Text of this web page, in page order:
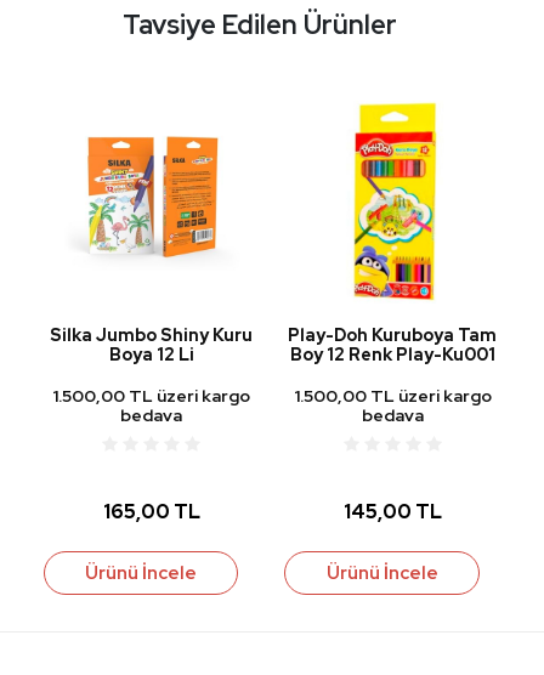
Tavsiye Edilen Ürünler
Silka Jumbo Shiny Kuru
Boya 12 Li
1.500,00 TL üzeri kargo
bedava
165,00 TL
Ürünü İncele
Play-Doh Kuruboya Tam
Boy 12 Renk Play-Ku001
1.500,00 TL üzeri kargo
bedava
145,00 TL
Ürünü İncele